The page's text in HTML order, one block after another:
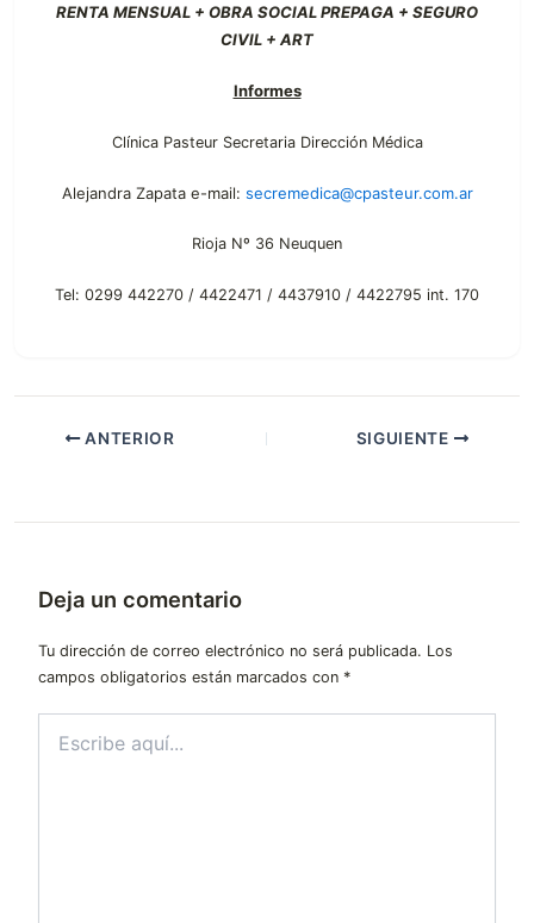
RENTA MENSUAL + OBRA SOCIAL PREPAGA + SEGURO
CIVIL + ART
Informes
Clínica Pasteur Secretaria Dirección Médica
Alejandra Zapata e-mail: secremedica@cpasteur.com.ar
Rioja Nº 36 Neuquen
Tel: 0299 442270 / 4422471 / 4437910 / 4422795 int. 170
ANTERIOR SIGUIENTE
Deja un comentario
Tu dirección de correo electrónico no será publicada. Los
campos obligatorios están marcados con *
aquí...